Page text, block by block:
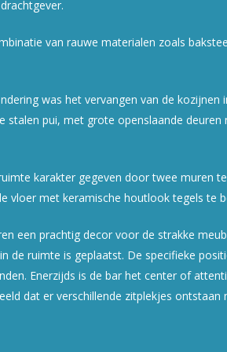
van rauwe materialen zoals
was het vervangen van de kozijnen
stalen pui, met grote openslaande deuren
karakter gegeven door twee muren
vloer met keramische houtlook tegels te
een prachtig decor voor de strakke
de ruimte is geplaatst. De specifieke
Enerzijds is de bar het center of
dat er verschillende zitplekjes ontstaan